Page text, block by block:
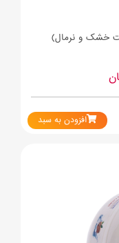
خشک و نرمال)
افزودن به سبد